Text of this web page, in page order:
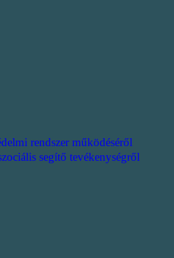
rendszer működéséről
segítő tevékenységről